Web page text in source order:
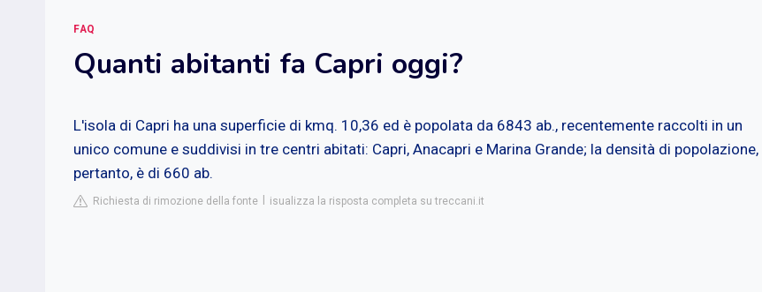
FAQ
Quanti abitanti fa Capri oggi?
L'isola di Capri ha una superficie di kmq. 10,36 ed è popolata da 6843 ab., recentemente raccolti in un
unico comune e suddivisi in tre centri abitati: Capri, Anacapri e Marina Grande; la densità di popolazione,
pertanto, è di 660 ab.
Richiesta di rimozione della fonte isualizza la risposta completa su treccani.it